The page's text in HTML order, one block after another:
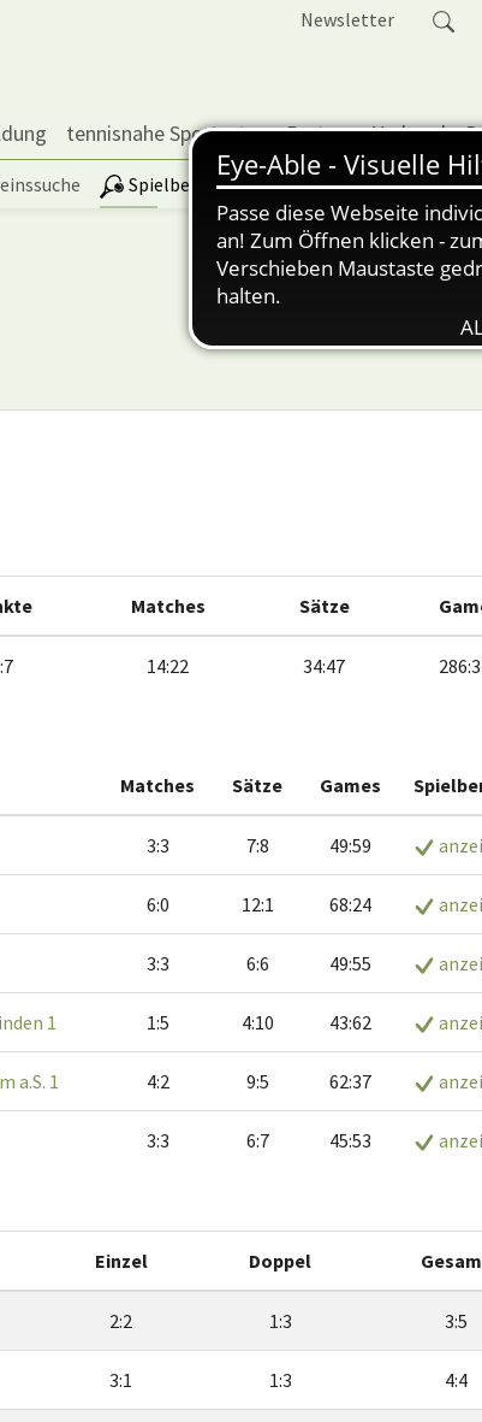
Newsletter
tennisnahe Sportarten Partner Verband
Spielbetrieb | TORP Vereinspokal
Matches Sätze
14:22 34:47
Matches Sätze Games
3:3 7:8 49:59
6:0 12:1 68:24
3:3 6:6 49:55
1 1:5 4:10 43:62
a.S. 1 4:2 9:5 62:37
3:3 6:7 45:53
Einzel Doppel
2:2 1:3 3:5
3:1 1:3 4:4